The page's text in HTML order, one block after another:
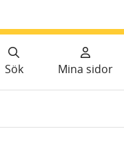
Sök Mina sidor